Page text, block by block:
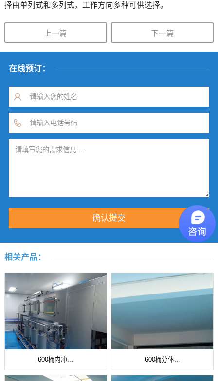
择由单列式和多列式，工作方向多种可供选择。
上一篇 下一篇
在线预订：
相关产品：
600桶内冲... 600桶分体...